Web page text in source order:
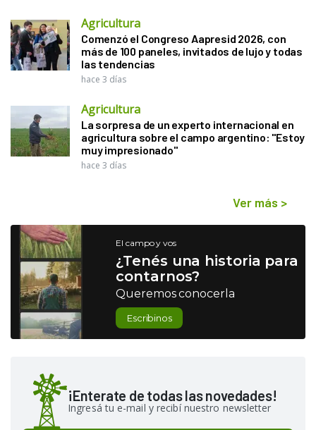
Agricultura
Comenzó el Congreso Aapresid 2026, con
más de 100 paneles, invitados de lujo y todas
las tendencias
hace 3 días
Agricultura
La sorpresa de un experto internacional en
agricultura sobre el campo argentino: "Estoy
muy impresionado"
hace 3 días
Ver más >
El campo y vos
¿Tenés una historia para
contarnos?
Queremos conocerla
Escribinos
¡Enterate de todas las novedades!
Ingresá tu e-mail y recibí nuestro newsletter